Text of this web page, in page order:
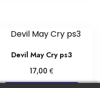
Devil May Cry ps3
17,00€